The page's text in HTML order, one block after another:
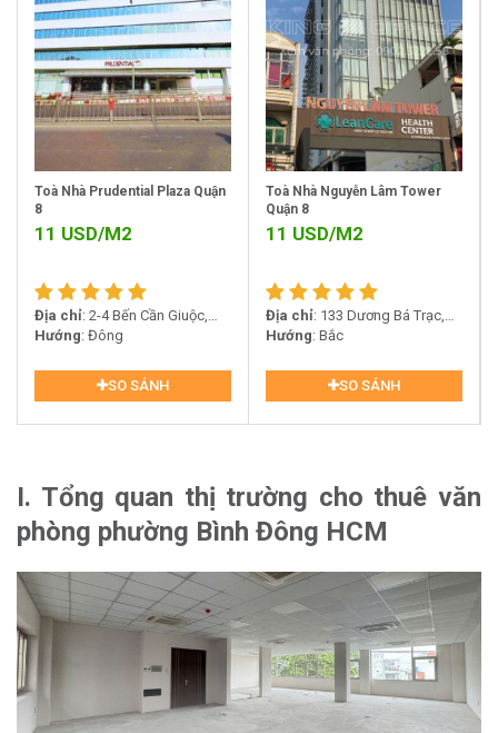
Toà Nhà Prudential Plaza Quận
8
11 USD/M2
Địa chỉ: 2-4 Bến Cần Giuộc,
Phường 11, Quận 8
Hướng : Đông
SO SÁNH
Toà Nhà Nguyễn Lâm Tower
Quận 8
11 USD/M2
Địa chỉ: 133 Dương Bá Trạc,
Phường 1, Quận 8
Hướng : Bắc
SO SÁNH
I. Tổng quan thị trường cho thuê văn
phòng phường Bình Đông HCM